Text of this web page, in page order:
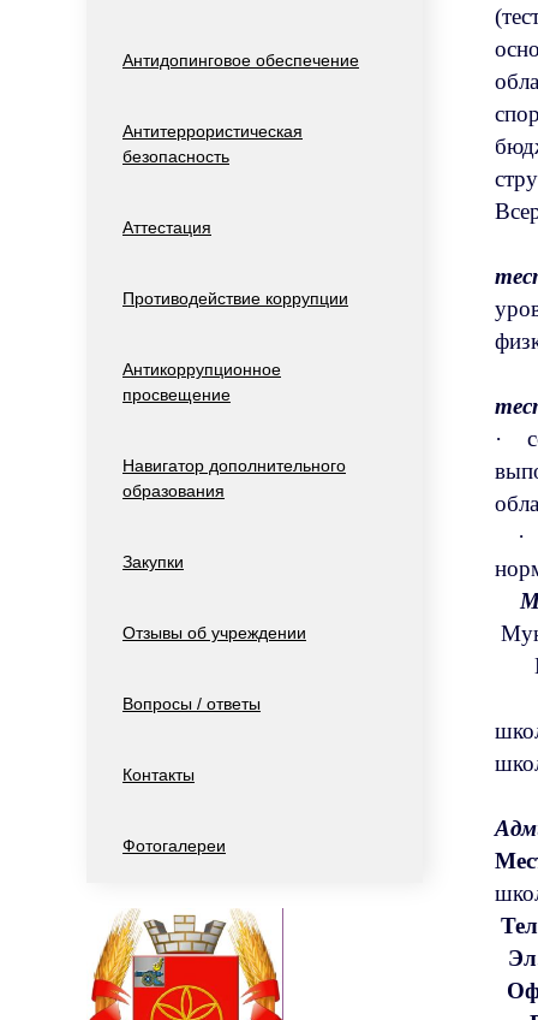
·
·
Антидопинговое обеспечение
Антитеррористическая
безопасность
Аттестация
Противодействие коррупции
Антикоррупционное
просвещение
Навигатор дополнительного
образования
Закупки
Отзывы об учреждении
Вопросы / ответы
Контакты
Фотогалереи